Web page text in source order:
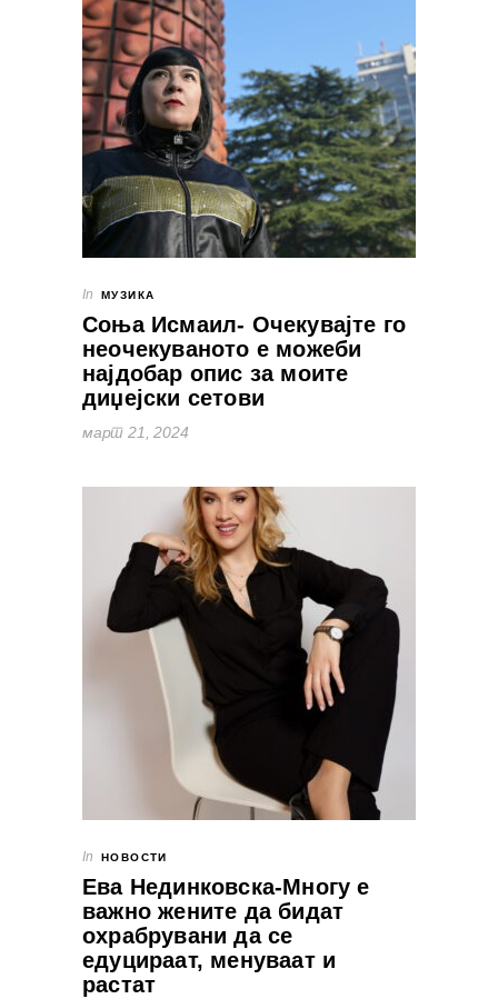
In МУЗИКА
Соња Исмаил- Очекувајте го
неочекуваното е можеби
најдобар опис за моите
диџејски сетови
март 21, 2024
In НОВОСТИ
Ева Нединковска-Многу е
важно жените да бидат
охрабрувани да се
едуцираат, менуваат и
растат